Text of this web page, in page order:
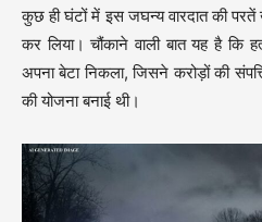
कुछ ही घंटों में इस जघन्य वारदात की परतें
कर लिया। चौंकाने वाली बात यह है कि
अपना बेटा निकला, जिसने करोड़ों की
की योजना बनाई थी।